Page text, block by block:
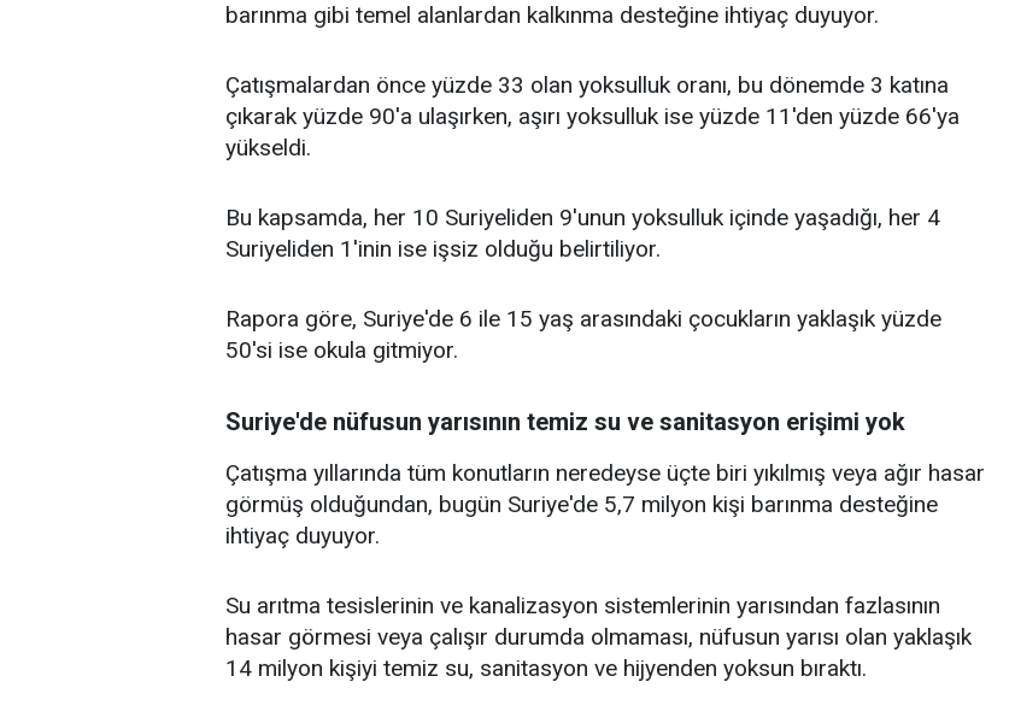
barınma gibi temel alanlardan kalkınma desteğine ihtiyaç duyuyor.
Çatışmalardan önce yüzde 33 olan yoksulluk oranı, bu dönemde 3 katına
çıkarak yüzde 90'a ulaşırken, aşırı yoksulluk ise yüzde 11'den yüzde 66'ya
yükseldi.
Bu kapsamda, her 10 Suriyeliden 9'unun yoksulluk içinde yaşadığı, her 4
Suriyeliden 1'inin ise işsiz olduğu belirtiliyor.
Rapora göre, Suriye'de 6 ile 15 yaş arasındaki çocukların yaklaşık yüzde
50'si ise okula gitmiyor.
Suriye'de nüfusun yarısının temiz su ve sanitasyon erişimi yok
Çatışma yıllarında tüm konutların neredeyse üçte biri yıkılmış veya ağır hasar
görmüş olduğundan, bugün Suriye'de 5,7 milyon kişi barınma desteğine
ihtiyaç duyuyor.
Su arıtma tesislerinin ve kanalizasyon sistemlerinin yarısından fazlasının
hasar görmesi veya çalışır durumda olmaması, nüfusun yarısı olan yaklaşık
14 milyon kişiyi temiz su, sanitasyon ve hijyenden yoksun bıraktı.